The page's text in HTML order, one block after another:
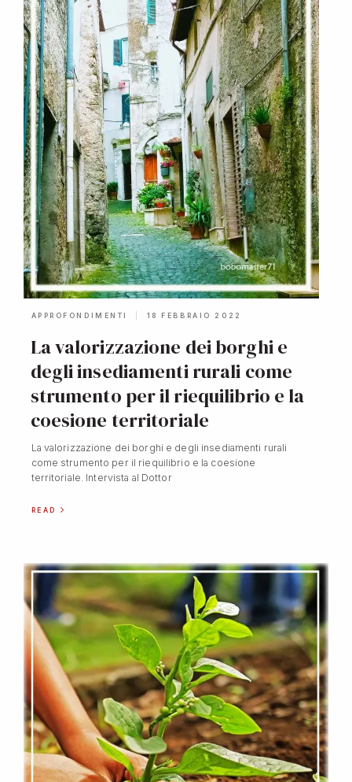
APPROFONDIMENTI 18 FEBBRAIO 2022
La valorizzazione dei borghi e
degli insediamenti rurali come
strumento per il riequilibrio e la
coesione territoriale
La valorizzazione dei borghi e degli insediamenti rurali
come strumento per il riequilibrio e la coesione
territoriale. Intervista al Dottor
READ